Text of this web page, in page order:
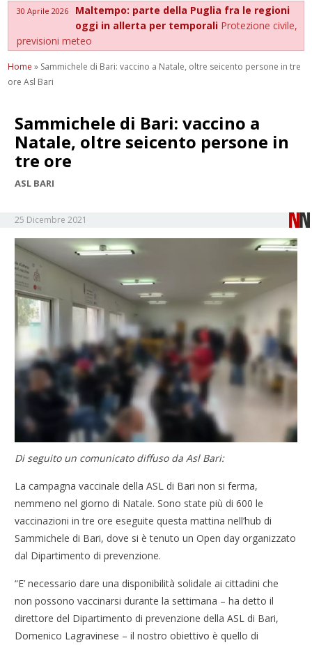
30 Aprile 2026
Maltempo: parte della Puglia fra le regioni
oggi in allerta per temporali Protezione civile,
previsioni meteo
Home » Sammichele di Bari: vaccino a Natale, oltre seicento persone in tre
ore Asl Bari
Sammichele di Bari: vaccino a
Natale, oltre seicento persone in
tre ore
ASL BARI
25 Dicembre 2021
Di seguito un comunicato diffuso da Asl Bari:
La campagna vaccinale della ASL di Bari non si ferma,
nemmeno nel giorno di Natale. Sono state più di 600 le
vaccinazioni in tre ore eseguite questa mattina nell’hub di
Sammichele di Bari, dove si è tenuto un Open day organizzato
dal Dipartimento di prevenzione.
“E’ necessario dare una disponibilità solidale ai cittadini che
non possono vaccinarsi durante la settimana – ha detto il
direttore del Dipartimento di prevenzione della ASL di Bari,
Domenico Lagravinese – il nostro obiettivo è quello di